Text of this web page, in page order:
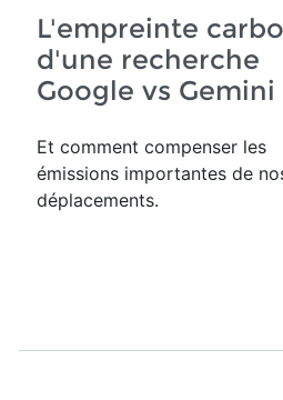
L'empreinte
d'une recherche
Google vs Gemini
Et comment compenser les
émissions importantes de
déplacements.